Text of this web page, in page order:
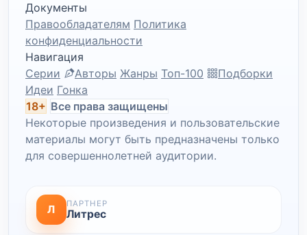
Документы
Правообладателям Политика
конфиденциальности
Навигация
Серии
Авторы Жанры Топ-100
Подборки
Идеи Гонка
18+ Все права защищены
Некоторые произведения и пользовательские
материалы могут быть предназначены только
для совершеннолетней аудитории.
Л ПАРТНЕР
Литрес